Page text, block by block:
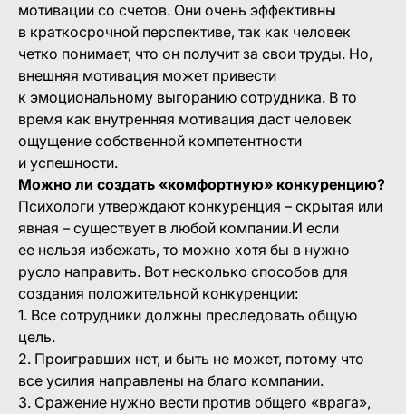
мотивации со счетов. Они очень эффективны
в краткосрочной перспективе, так как человек
четко понимает, что он получит за свои труды. Но,
внешняя мотивация может привести
к эмоциональному выгоранию сотрудника. В то
время как внутренняя мотивация даст человек
ощущение собственной компетентности
и успешности.
Можно ли создать «комфортную» конкуренцию?
Психологи утверждают конкуренция – скрытая или
явная – существует в любой компании.И если
ее нельзя избежать, то можно хотя бы в нужно
русло направить. Вот несколько способов для
создания положительной конкуренции:
1. Все сотрудники должны преследовать общую
цель.
2. Проигравших нет, и быть не может, потому что
все усилия направлены на благо компании.
3. Сражение нужно вести против общего «врага»,